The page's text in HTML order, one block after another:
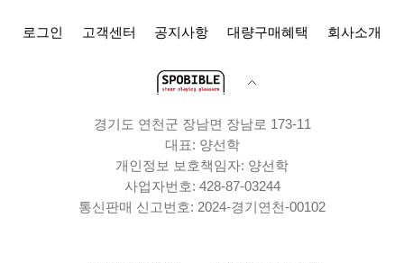
로그인 고객센터 공지사항 대량구매혜택 회사소개
경기도 연천군 장남면 장남로 173-11
대표: 양선학
개인정보 보호책임자: 양선학
사업자번호: 428-87-03244
통신판매 신고번호: 2024-경기연천-00102